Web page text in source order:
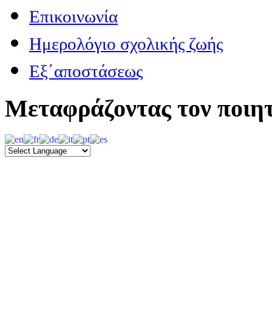
Επικοινωνία
Ημερολόγιο σχολικής ζωής
Εξ΄αποστάσεως
Μεταφράζοντας τον